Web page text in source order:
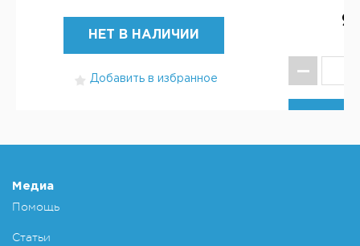
НЕТ В НАЛИЧИИ
Добавить в избранное
Медиа
Помощь
Статьи